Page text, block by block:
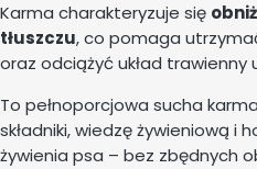
Karma charakteryzuje się
tłuszczu, co pomaga
oraz odciążyć układ trawienny
To pełnoporcjowa sucha
składniki, wiedzę żywieniową i
żywienia psa – bez zbędnych